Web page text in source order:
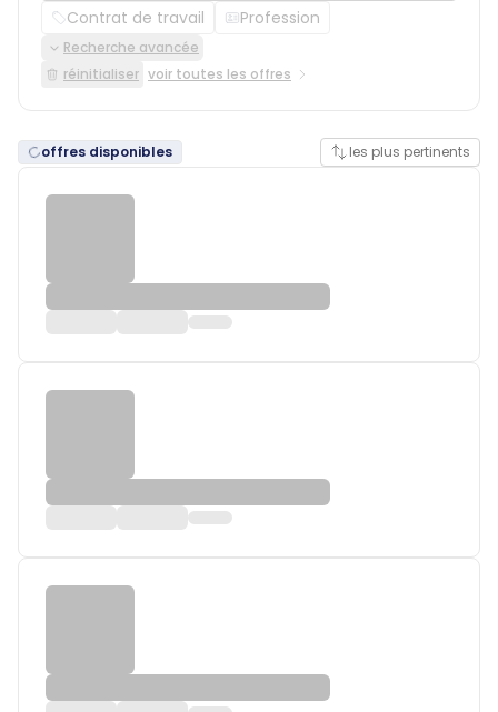
Contrat de travail Profession
Recherche avancée
réinitialiser voir toutes les offres
offres disponibles les plus pertinents